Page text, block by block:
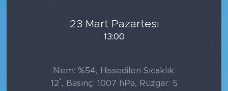
23 Mart Pazartesi
13:00
Nem: %54, Hissedilen Sıcaklık:
12°, Basınç: 1007 hPa, Rüzgar: 5